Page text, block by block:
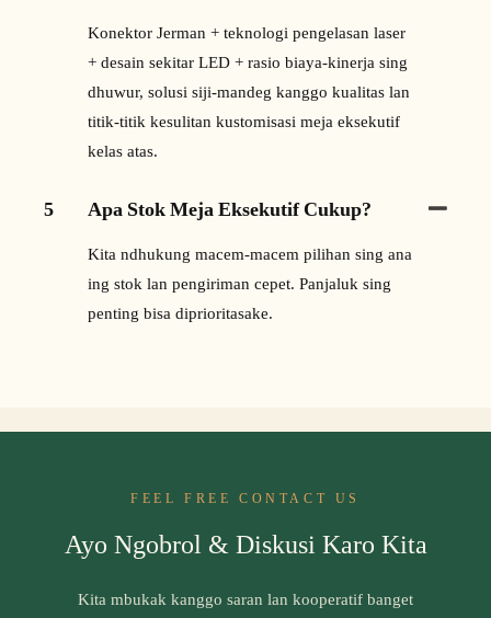
Konektor Jerman + teknologi pengelasan laser
+ desain sekitar LED + rasio biaya-kinerja sing
dhuwur, solusi siji-mandeg kanggo kualitas lan
titik-titik kesulitan kustomisasi meja eksekutif
kelas atas.
5 Apa Stok Meja Eksekutif Cukup?
Kita ndhukung macem-macem pilihan sing ana
ing stok lan pengiriman cepet. Panjaluk sing
penting bisa diprioritasake.
FEEL FREE CONTACT US
Ayo Ngobrol & Diskusi Karo Kita
Kita mbukak kanggo saran lan kooperatif banget